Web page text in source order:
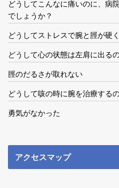
どうしてこんなに痛いのに、病
でしょうか？
どうしてストレスで腕と脛が硬
どうして心の状態は左肩に出る
脛のだるさが取れない
どうして咳の時に腕を治療する
勇気がなかった
アクセスマップ